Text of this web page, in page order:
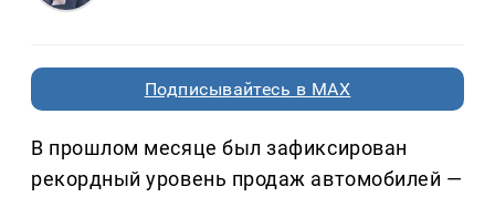
Подписывайтесь в MAX
В прошлом месяце был зафиксирован
рекордный уровень продаж автомобилей —